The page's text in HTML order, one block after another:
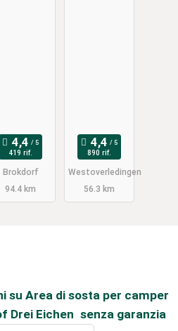
419 rif.
Brokdorf
94.4 km
890 rif.
Westoverledingen
56.3 km
su Area di sosta per camper
Drei Eichen senza garanzia